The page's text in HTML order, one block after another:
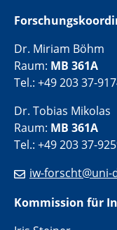
Dr. Miriam Böhm
Raum: MB 361A
Tel.: +49 203 37-
Dr. Tobias Mikolas
Raum: MB 361A
Tel.: +49 203 37-
iw-forscht@uni-
Kommission für